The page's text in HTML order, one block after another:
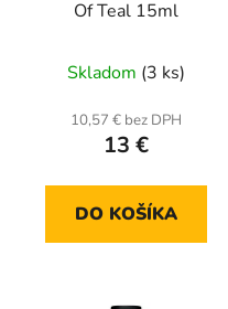
Of Teal 15ml
Skladom (3 ks)
10,57 € bez DPH
13 €
DO KOŠÍKA